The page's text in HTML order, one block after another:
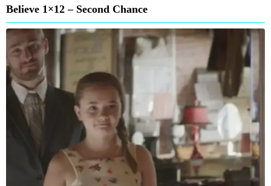
Believe 1×12 – Second Chance